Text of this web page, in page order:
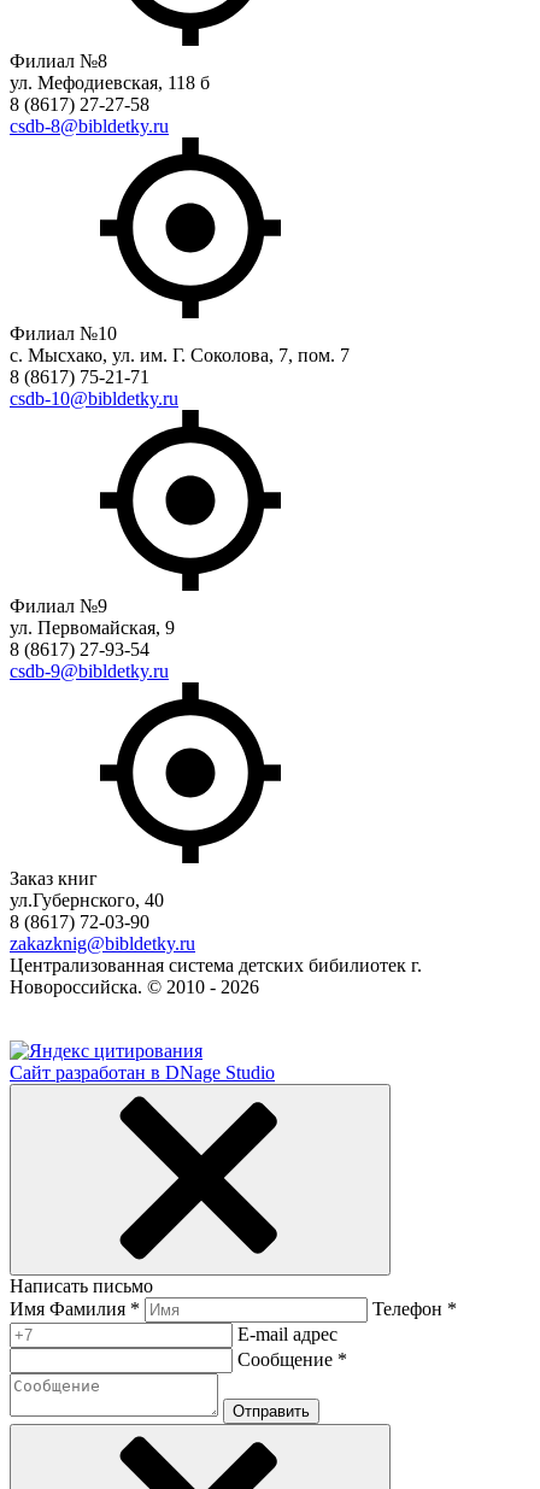
Филиал №8
ул. Мефодиевская, 118 б
8 (8617) 27-27-58
csdb-8@bibldetky.ru
Филиал №10
с. Мысхако, ул. им. Г. Соколова, 7, пом. 7
8 (8617) 75-21-71
csdb-10@bibldetky.ru
Филиал №9
ул. Первомайская, 9
8 (8617) 27-93-54
csdb-9@bibldetky.ru
Заказ книг
ул.Губернского, 40
8 (8617) 72-03-90
zakazknig@bibldetky.ru
Централизованная система детских бибилиотек г.
Новороссийска. © 2010 - 2026
Сайт разработан в DNage Studio
Написать письмо
Имя Фамилия *
Телефон *
E-mail адрес
Сообщение *
Отправить